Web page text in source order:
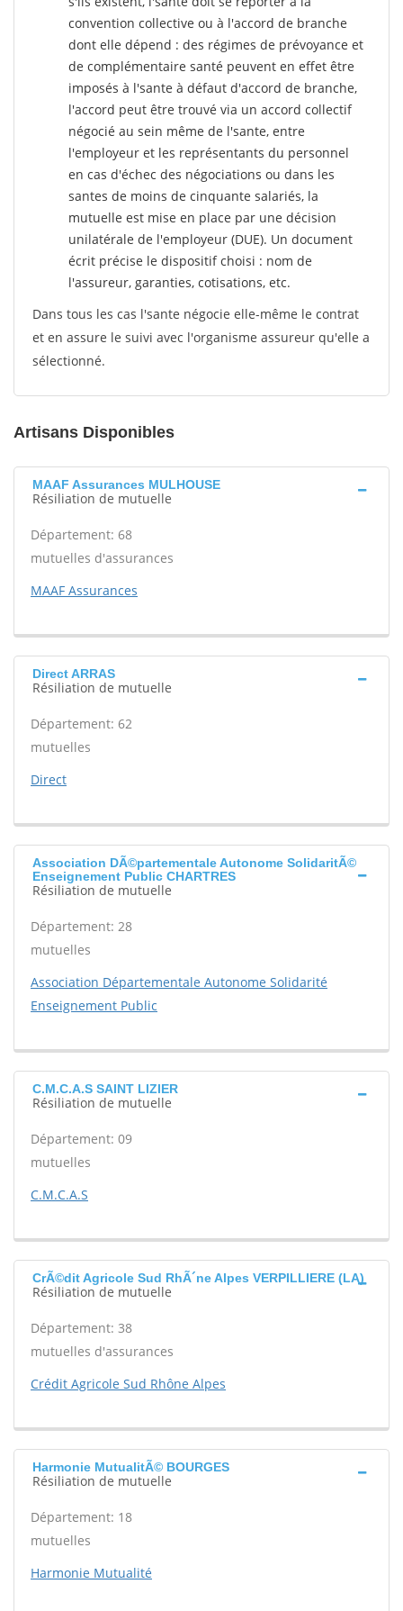
convention collective ou à l'accord de branche
dont elle dépend : des régimes de prévoyance et
de complémentaire santé peuvent en effet être
imposés à l'sante à défaut d'accord de branche,
l'accord peut être trouvé via un accord collectif
négocié au sein même de l'sante, entre
l'employeur et les représentants du personnel
en cas d'échec des négociations ou dans les
santes de moins de cinquante salariés, la
mutuelle est mise en place par une décision
unilatérale de l'employeur (DUE). Un document
écrit précise le dispositif choisi : nom de
l'assureur, garanties, cotisations, etc.
Dans tous les cas l'sante négocie elle-même le contrat
et en assure le suivi avec l'organisme assureur qu'elle a
sélectionné.
Artisans Disponibles
MAAF Assurances MULHOUSE
Résiliation de mutuelle
Département: 68
mutuelles d'assurances
MAAF Assurances
Direct ARRAS
Résiliation de mutuelle
Département: 62
mutuelles
Direct
Association DÃ©partementale Autonome SolidaritÃ©
Enseignement Public CHARTRES
Résiliation de mutuelle
Département: 28
mutuelles
Association Départementale Autonome Solidarité
Enseignement Public
C.M.C.A.S SAINT LIZIER
Résiliation de mutuelle
Département: 09
mutuelles
C.M.C.A.S
CrÃ©dit Agricole Sud RhÃ´ne Alpes VERPILLIERE (LA)
Résiliation de mutuelle
Département: 38
mutuelles d'assurances
Crédit Agricole Sud Rhône Alpes
Harmonie MutualitÃ© BOURGES
Résiliation de mutuelle
Département: 18
mutuelles
Harmonie Mutualité